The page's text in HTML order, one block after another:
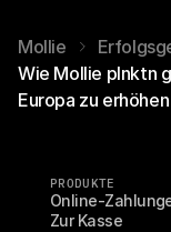
Mollie
Wie Mollie plnktn
Europa zu erhöhen
PRODUKTE
Online-
Zur Kasse